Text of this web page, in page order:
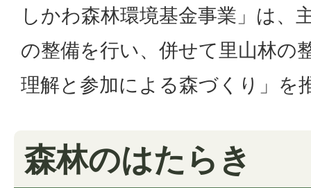
しかわ森林環境基金事業」は、
の整備を行い、併せて里山林の
理解と参加による森づくり」を
森林のはたらき